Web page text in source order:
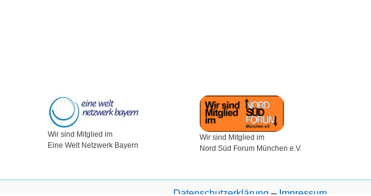
Wir sind Mitglied im
Eine Welt Netzwerk Bayern
Wir sind Mitglied im
Nord Süd Forum München e.V.
Datenschutzerklärung – Impressum